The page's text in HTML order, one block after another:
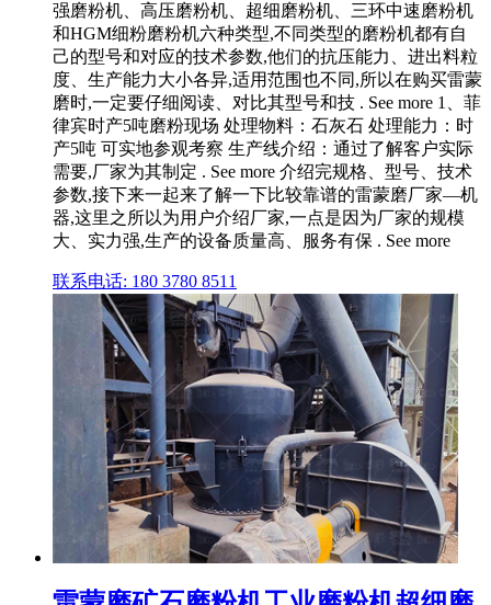
强磨粉机、高压磨粉机、超细磨粉机、三环中速磨粉机
和HGM细粉磨粉机六种类型,不同类型的磨粉机都有自
己的型号和对应的技术参数,他们的抗压能力、进出料粒
度、生产能力大小各异,适用范围也不同,所以在购买雷蒙
磨时,一定要仔细阅读、对比其型号和技 . See more 1、菲
律宾时产5吨磨粉现场 处理物料：石灰石 处理能力：时
产5吨 可实地参观考察 生产线介绍：通过了解客户实际
需要,厂家为其制定 . See more 介绍完规格、型号、技术
参数,接下来一起来了解一下比较靠谱的雷蒙磨厂家—机
器,这里之所以为用户介绍厂家,一点是因为厂家的规模
大、实力强,生产的设备质量高、服务有保 . See more
联系电话: 180 3780 8511